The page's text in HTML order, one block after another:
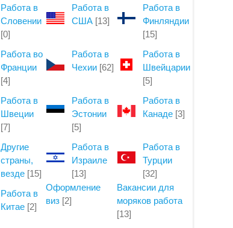
Работа в
Словении
[0]
Работа в
США [13]
Работа в
Финляндии
[15]
Работа во
Франции
[4]
Работа в
Чехии [62]
Работа в
Швейцарии
[5]
Работа в
Швеции
[7]
Работа в
Эстонии
[5]
Работа в
Канаде [3]
Другие
страны,
везде [15]
Работа в
Израиле
[13]
Работа в
Турции
[32]
Работа в
Китае [2]
Оформление
виз [2]
Вакансии для
моряков работа
[13]